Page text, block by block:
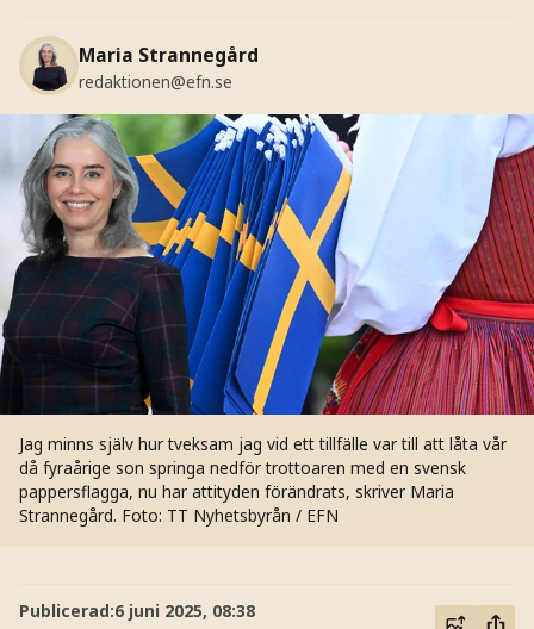
Maria Strannegård
redaktionen@efn.se
Jag minns själv hur tveksam jag vid ett tillfälle var till att låta vår
då fyraårige son springa nedför trottoaren med en svensk
pappersflagga, nu har attityden förändrats, skriver Maria
Strannegård. Foto: TT Nyhetsbyrån / EFN
Publicerad:6 juni 2025, 08:38